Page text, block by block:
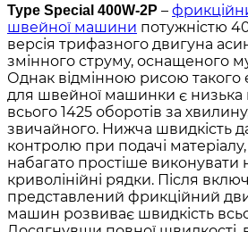
Type Special 400W-2P –
швейної машини потужністю
версія трифазного двигуна
змінного струму, оснащеного
Однак відмінною рисою такого
для швейної машинки є низька
всього 1425 оборотів за
звичайного. Нижча швидкість
контролю при подачі
набагато простіше виконувати
криволінійні рядки. Після
представлений фрикційний
машин розвиває швидкість